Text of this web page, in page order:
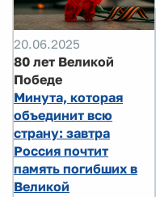
20.06.2025
80 лет Великой
Победе
Минута, которая
объединит всю
страну: завтра
Россия почтит
память погибших в
Великой